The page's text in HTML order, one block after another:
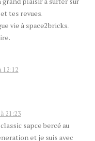
tes revues.
vie à space2bricks.
12:12
21:23
sapce bercé au
et je suis avec